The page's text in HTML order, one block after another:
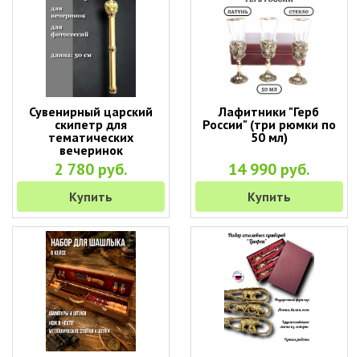
Сувенирный царский
скипетр для
тематических
вечеринок
2 780 руб.
Купить
Лафитники "Герб
России" (три рюмки по
50 мл)
14 990 руб.
Купить